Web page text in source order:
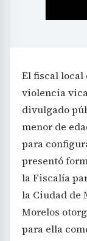
El fiscal local
violencia
divulgado
menor de
para
presentó
la Fiscalía
la Ciudad de
Morelos
para ella